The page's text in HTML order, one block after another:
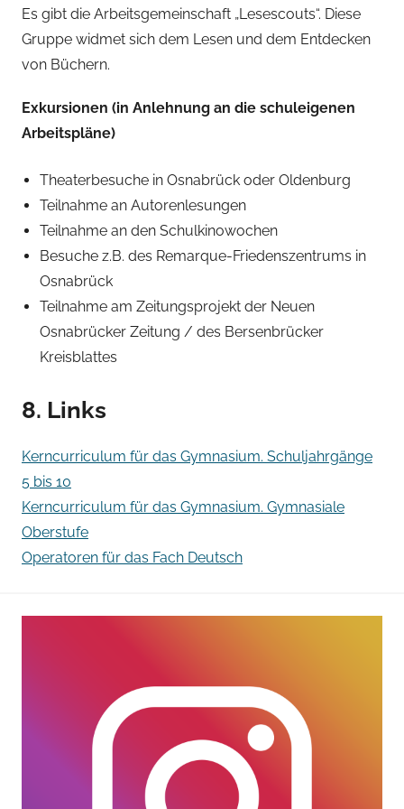
Es gibt die Arbeitsgemeinschaft „Lesescouts“. Diese
Gruppe widmet sich dem Lesen und dem Entdecken
von Büchern.
Exkursionen (in Anlehnung an die schuleigenen
Arbeitspläne)
Theaterbesuche in Osnabrück oder Oldenburg
Teilnahme an Autorenlesungen
Teilnahme an den Schulkinowochen
Besuche z.B. des Remarque-Friedenszentrums in
Osnabrück
Teilnahme am Zeitungsprojekt der Neuen
Osnabrücker Zeitung / des Bersenbrücker
Kreisblattes
8. Links
Kerncurriculum für das Gymnasium. Schuljahrgänge
5 bis 10
Kerncurriculum für das Gymnasium. Gymnasiale
Oberstufe
Operatoren für das Fach Deutsch